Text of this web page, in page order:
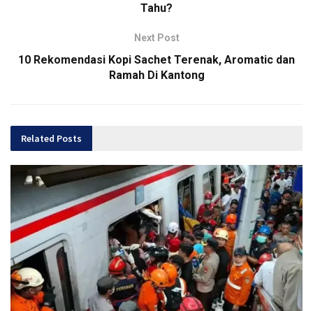
Tahu?
Next Post
10 Rekomendasi Kopi Sachet Terenak, Aromatic dan
Ramah Di Kantong
Related Posts